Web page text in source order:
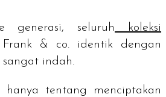
generasi, seluruh
koleksi
Frank & co. identik dengan
indah.
hanya tentang menciptakan